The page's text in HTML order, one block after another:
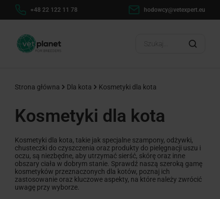
+48 22 122 11 78 hodowcy@vetexpert.eu
Strona główna Dla kota Kosmetyki dla kota
Kosmetyki dla kota
Kosmetyki dla kota, takie jak specjalne szampony, odżywki,
chusteczki do czyszczenia oraz produkty do pielęgnacji uszu i
oczu, są niezbędne, aby utrzymać sierść, skórę oraz inne
obszary ciała w dobrym stanie. Sprawdź naszą szeroką gamę
kosmetyków przeznaczonych dla kotów, poznaj ich
zastosowanie oraz kluczowe aspekty, na które należy zwrócić
uwagę przy wyborze.